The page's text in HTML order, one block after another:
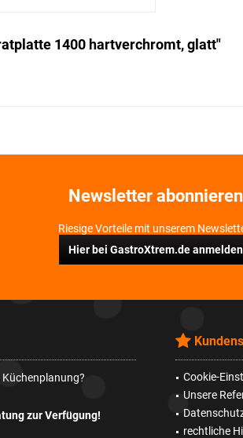
1400 hartverchromt, glatt"
Newsletter abonnieren
Riesige Vorteile mit unserem
Hier bei GastroXtrem.de anmelden
zur Verfügung!
Cookie-
Unsere
rechtliche